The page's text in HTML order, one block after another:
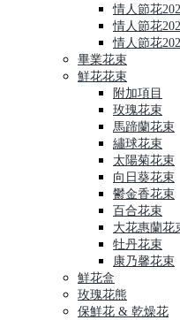
情人節花
情人節花
情人節花
畢業花束
鮮花花束
附加項目
玫瑰花束
馬蹄蘭花束
繡球花束
太陽菊花束
向日葵花束
鬱金香花束
百合花束
大花惠蘭花
牡丹花束
康乃馨花束
鮮花盒
玫瑰花熊
保鮮花 & 乾燥花